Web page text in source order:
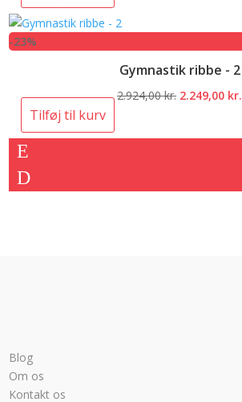
-23%
Gymnastik ribbe - 2
2.924,00kr. Den
2.249,00 kr.
Tilføj til kurv
Blog
Om os
Kontakt os